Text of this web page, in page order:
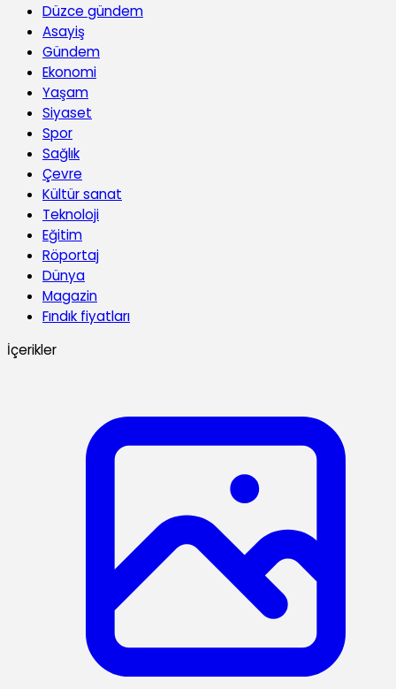
Düzce gündem
Asayiş
Gündem
Ekonomi
Yaşam
Siyaset
Spor
Sağlık
Çevre
Kültür sanat
Teknoloji
Eğitim
Röportaj
Dünya
Magazin
Fındık fiyatları
İçerikler